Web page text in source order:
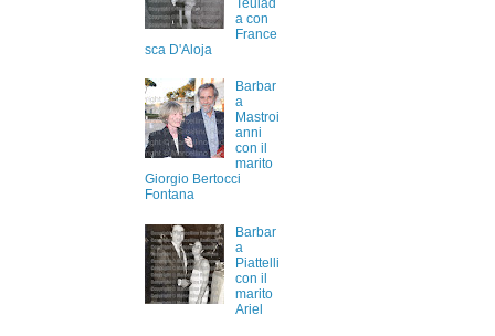
Teulad
a con
France
sca D'Aloja
Barbar
a
Mastroi
anni
con il
marito
Giorgio Bertocci
Fontana
Barbar
a
Piattelli
con il
marito
Ariel